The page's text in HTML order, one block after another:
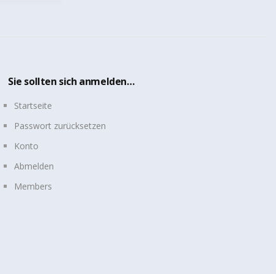
Sie sollten sich anmelden…
Startseite
Passwort zurücksetzen
Konto
Abmelden
Members